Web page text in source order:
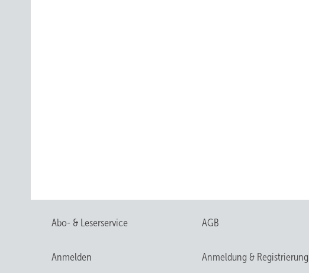
Abo- & Leserservice AGB
Anmelden Anmeldung & Registrierung